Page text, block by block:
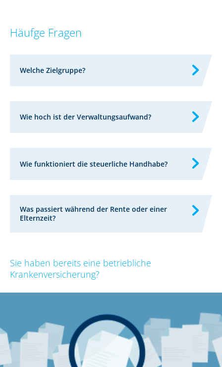
Häufge Fragen
Welche Zielgruppe?
Wie hoch ist der Verwaltungsaufwand?
Wie funktioniert die steuerliche Handhabe?
Was passiert während der Rente oder einer
Elternzeit?
Sie haben bereits eine betriebliche
Krankenversicherung?